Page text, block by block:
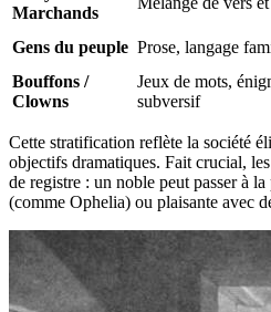
Marchands
Gens du peuple Prose, langage
Bouffons /
Clowns
Jeux de mots,
subversif
Cette stratification reflète la société
objectifs dramatiques. Fait crucial,
de registre : un noble peut passer à
(comme Ophelia) ou plaisante avec